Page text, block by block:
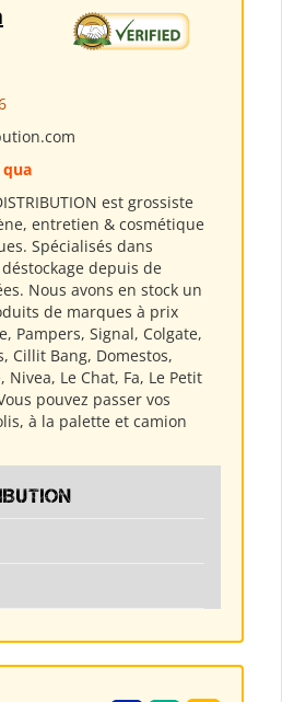
qua
est grossiste
entretien & cosmétique
Spécialisés dans
depuis de
Nous avons en stock un
de marques à prix
Pampers, Signal, Colgate,
Cillit Bang, Domestos,
Nivea, Le Chat, Fa, Le Petit
pouvez passer vos
à la palette et camion